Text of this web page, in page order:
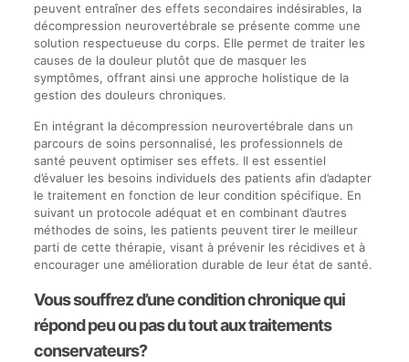
peuvent entraîner des effets secondaires indésirables, la
décompression neurovertébrale se présente comme une
solution respectueuse du corps. Elle permet de traiter les
causes de la douleur plutôt que de masquer les
symptômes, offrant ainsi une approche holistique de la
gestion des douleurs chroniques.
En intégrant la décompression neurovertébrale dans un
parcours de soins personnalisé, les professionnels de
santé peuvent optimiser ses effets. Il est essentiel
d’évaluer les besoins individuels des patients afin d’adapter
le traitement en fonction de leur condition spécifique. En
suivant un protocole adéquat et en combinant d’autres
méthodes de soins, les patients peuvent tirer le meilleur
parti de cette thérapie, visant à prévenir les récidives et à
encourager une amélioration durable de leur état de santé.
Vous souffrez d’une condition chronique qui
répond peu ou pas du tout aux traitements
conservateurs?